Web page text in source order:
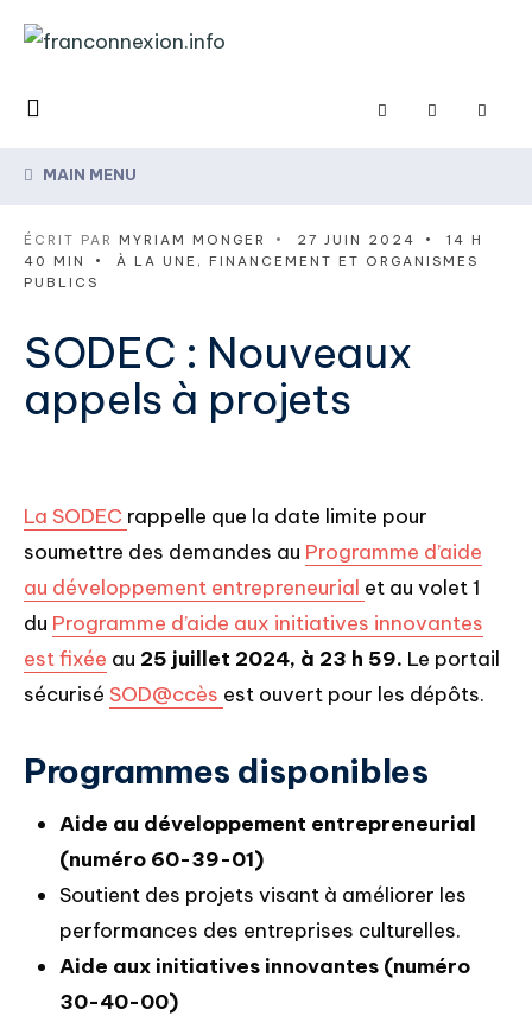
MAIN MENU
ÉCRIT PAR MYRIAM MONGER • 27 JUIN 2024 •
14 H
40 MIN
• À LA UNE , FINANCEMENT ET ORGANISMES
PUBLICS
SODEC : Nouveaux
appels à projets
La SODEC rappelle que la date limite pour
soumettre des demandes au Programme d’aide
au développement entrepreneurial et au volet 1
du Programme d’aide aux initiatives innovantes
est fixée au 25 juillet 2024, à 23 h 59. Le portail
sécurisé SOD@ccès est ouvert pour les dépôts.
Programmes disponibles
Aide au développement entrepreneurial
(numéro 60-39-01)
Soutient des projets visant à améliorer les
performances des entreprises culturelles.
Aide aux initiatives innovantes (numéro
30-40-00)